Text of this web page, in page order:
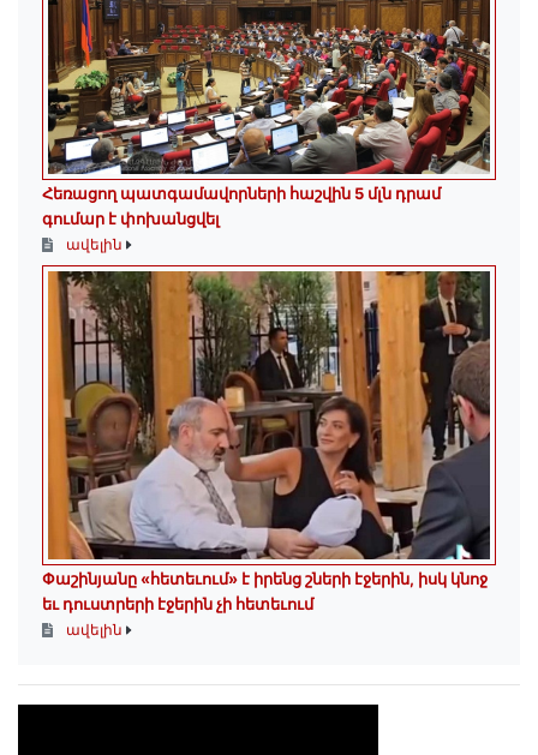
Հեռացող պատգամավորների հաշվին 5 մլն դրամ
գումար է փոխանցվել
ավելին
Փաշինյանը «հետեւում» է իրենց շների էջերին, իսկ կնոջ
եւ դուստրերի էջերին չի հետեւում
ավելին